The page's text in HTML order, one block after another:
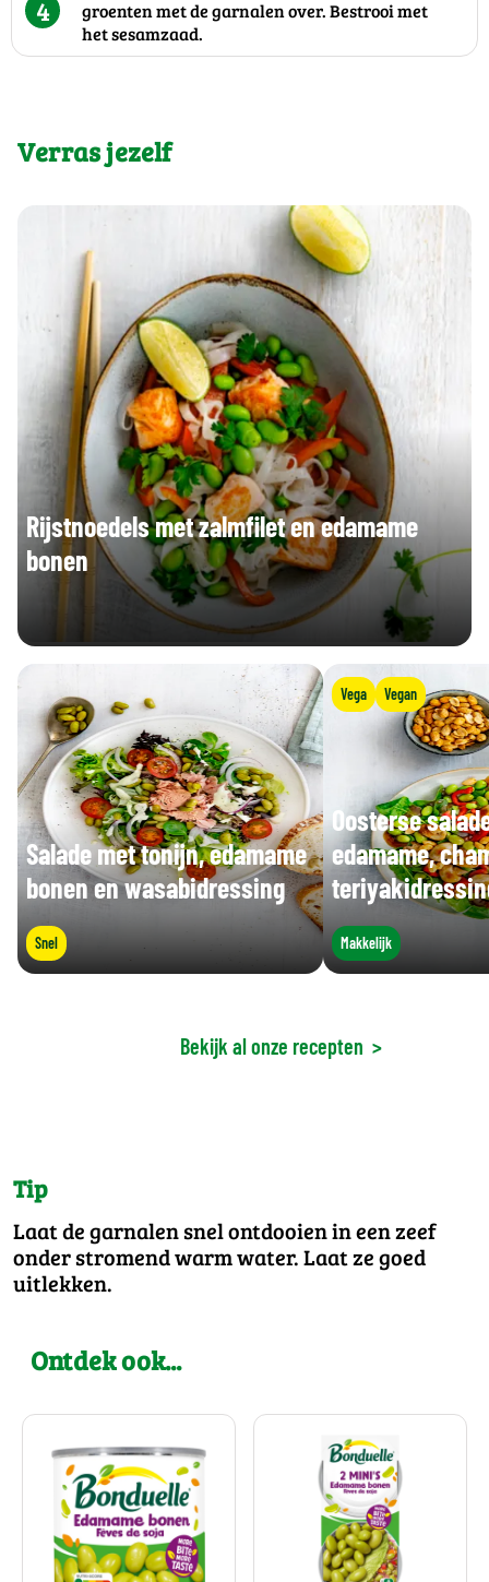
4
groenten met de garnalen over. Bestrooi met
het sesamzaad.
Verras jezelf
Rijstnoedels met zalmfilet en edamame
bonen
Salade met tonijn, edamame
bonen en wasabidressing
Snel
Vega Vegan
Oosterse
edamame,
Makkelijk
Bekijk al onze recepten >
Tip
Laat de garnalen snel ontdooien in een zeef
onder stromend warm water. Laat ze goed
uitlekken.
Ontdek ook...